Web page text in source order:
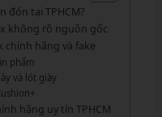
đón tại TPHCM?
không rõ nguồn gốc
chính hãng và fake
phẩm
và lót giày
hãng uy tín TPHCM